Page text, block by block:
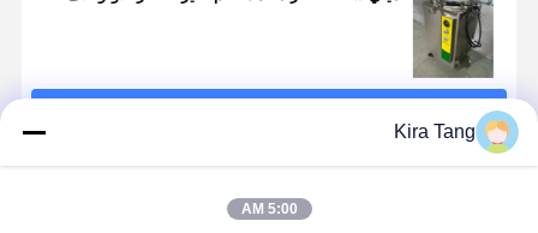
Kira Tang
5:00 AM